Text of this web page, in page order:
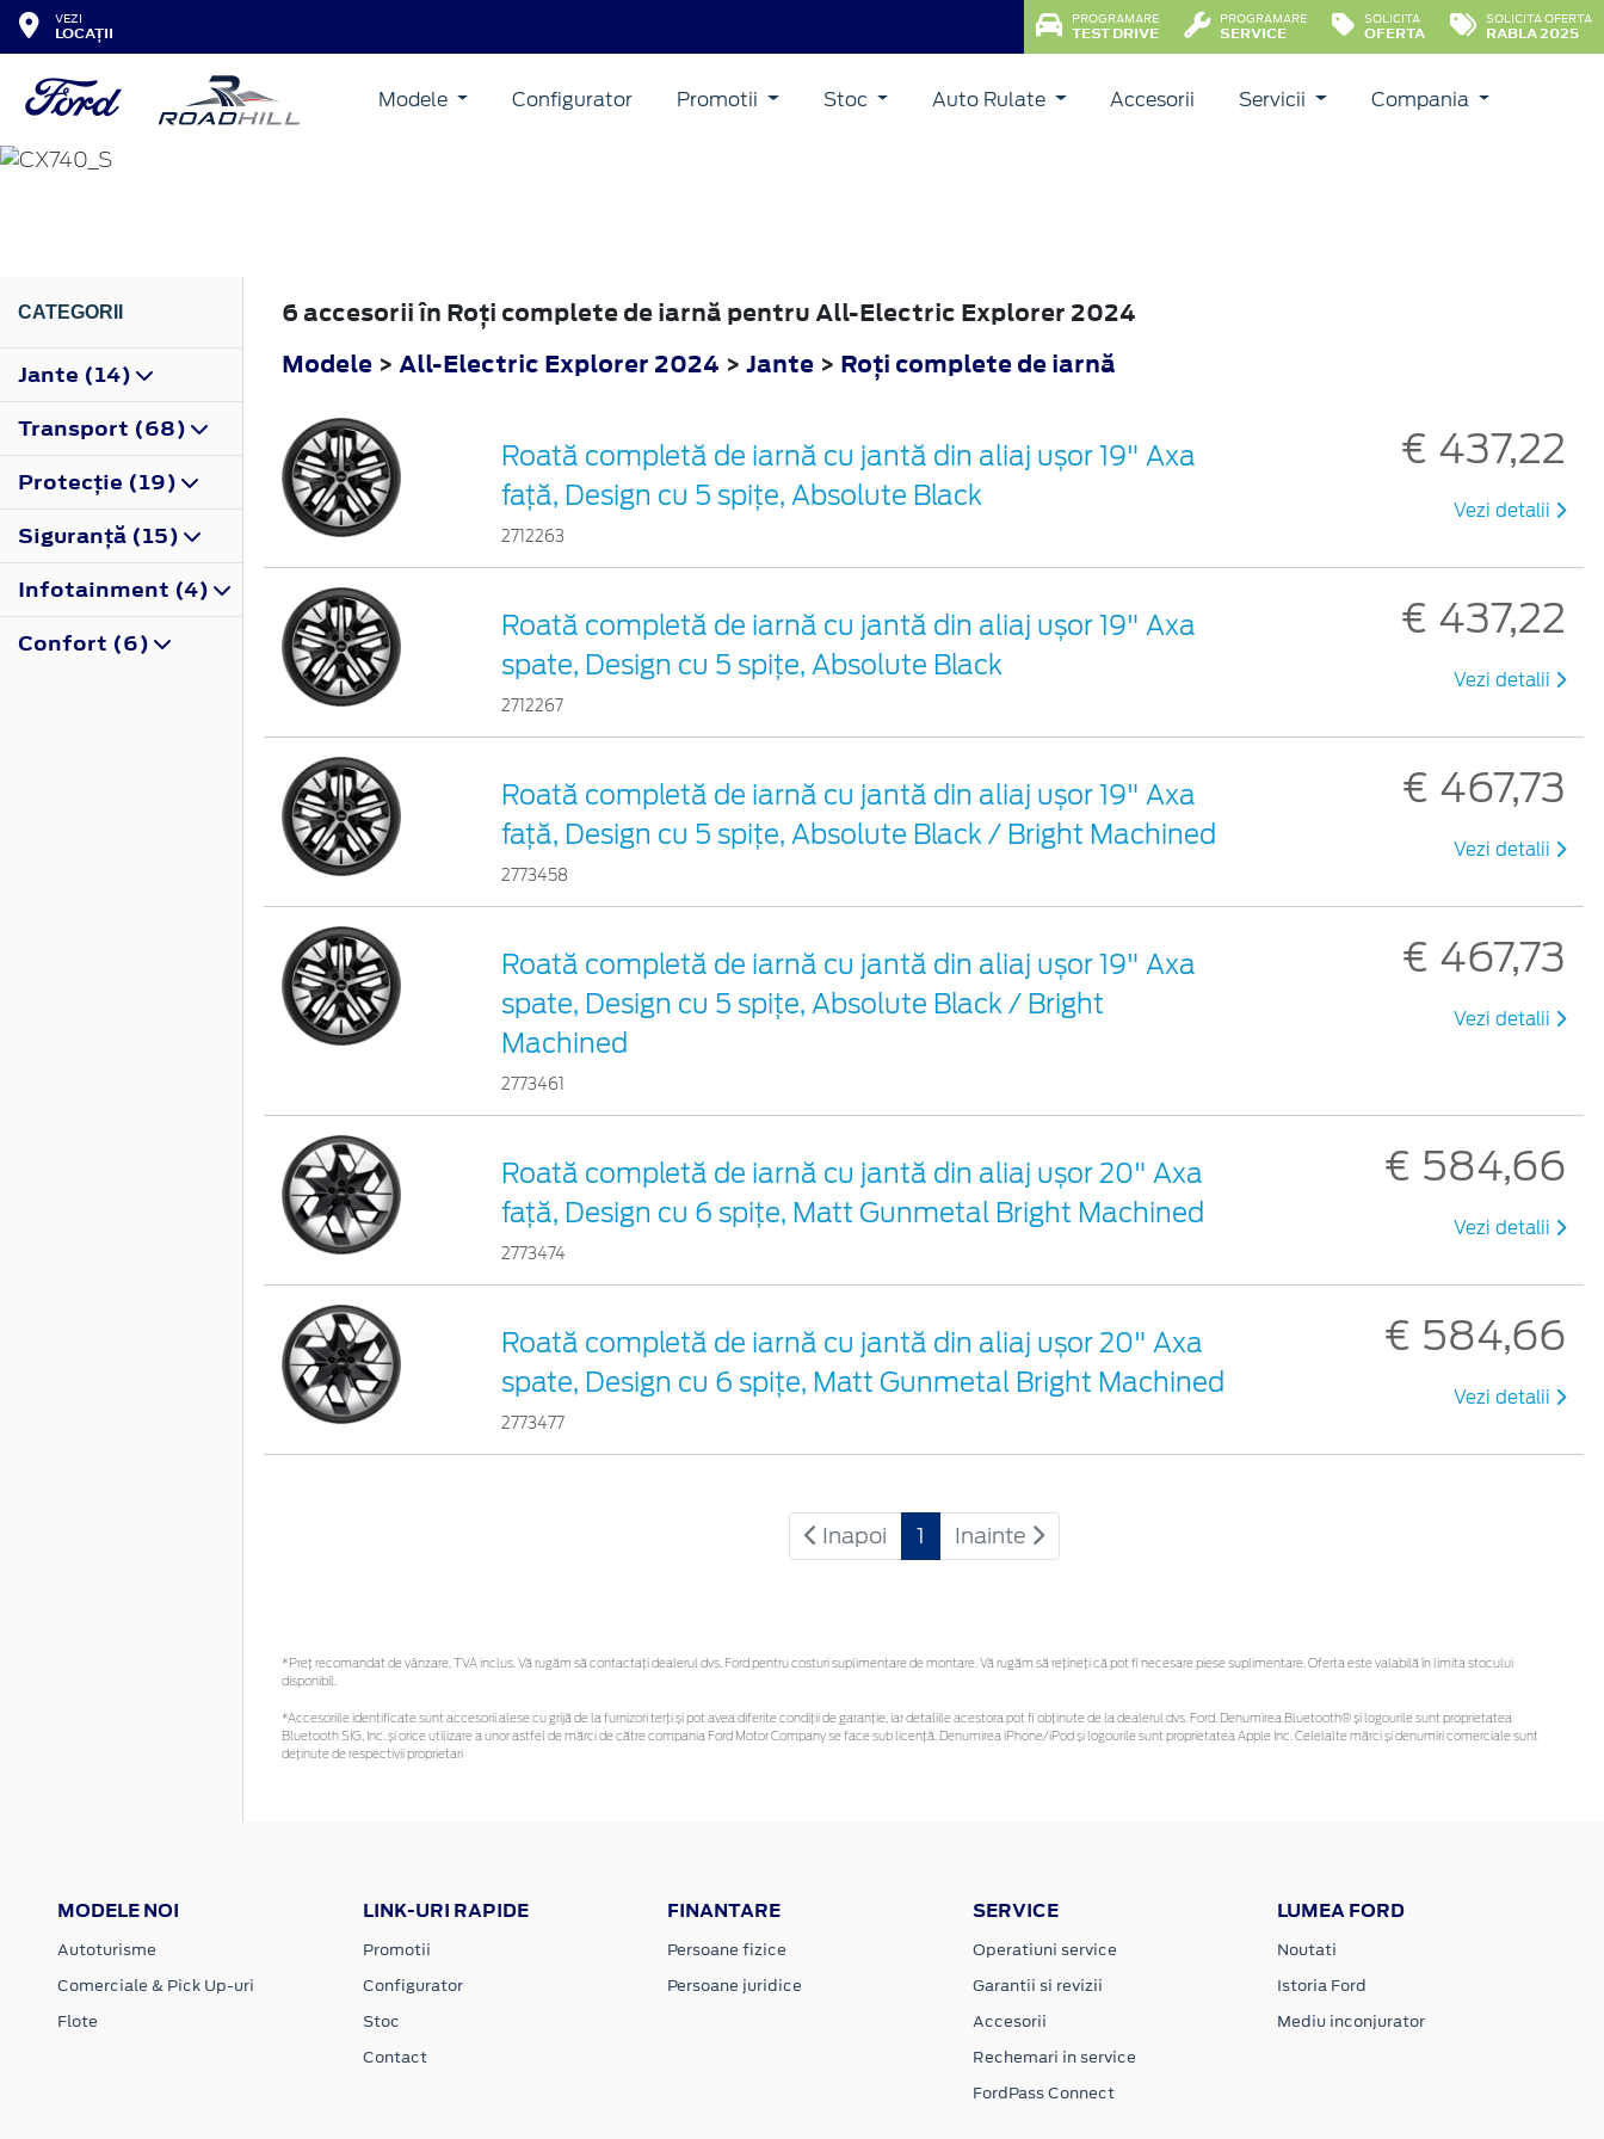
VEZI
LOCAȚII
PROGRAMARE
TEST DRIVE
PROGRAMARE
SERVICE
SOLICITA
OFERTA
SOLICITA OFERTA
RABLA 2025
Modele Configurator Promotii Stoc Auto Rulate Accesorii Servicii Compania
ALL-ELECTRIC EXPLORER
CATEGORII
Jante (14)
Transport (68)
Protecţie (19)
Siguranţă (15)
Infotainment (4)
Confort (6)
6 accesorii în Roţi complete de iarnă pentru All-Electric Explorer 2024
Modele > All-Electric Explorer 2024 > Jante > Roţi complete de iarnă
Roată completă de iarnă cu jantă din aliaj ușor 19" Axa
față, Design cu 5 spițe, Absolute Black
2712263
€ 437,22
Vezi detalii
Roată completă de iarnă cu jantă din aliaj ușor 19" Axa
spate, Design cu 5 spițe, Absolute Black
2712267
€ 437,22
Vezi detalii
Roată completă de iarnă cu jantă din aliaj ușor 19" Axa
față, Design cu 5 spițe, Absolute Black / Bright Machined
2773458
€ 467,73
Vezi detalii
Roată completă de iarnă cu jantă din aliaj ușor 19" Axa
spate, Design cu 5 spițe, Absolute Black / Bright
Machined
2773461
€ 467,73
Vezi detalii
Roată completă de iarnă cu jantă din aliaj ușor 20" Axa
față, Design cu 6 spițe, Matt Gunmetal Bright Machined
2773474
€ 584,66
Vezi detalii
Roată completă de iarnă cu jantă din aliaj ușor 20" Axa
spate, Design cu 6 spițe, Matt Gunmetal Bright Machined
2773477
€ 584,66
Vezi detalii
Inapoi 1 Inainte
*Preţ recomandat de vânzare, TVA inclus. Vă rugăm să contactaţi dealerul dvs. Ford pentru costuri suplimentare de montare. Vă rugăm să rețineți că pot fi necesare piese suplimentare. Oferta este valabilă în limita stocului
disponibil.
*Accesoriile identificate sunt accesorii alese cu grijă de la furnizori terți și pot avea diferite condiții de garanție, iar detaliile acestora pot fi obținute de la dealerul dvs. Ford. Denumirea Bluetooth® și logourile sunt proprietatea
Bluetooth SIG, Inc. și orice utilizare a unor astfel de mărci de către compania Ford Motor Company se face sub licență. Denumirea iPhone/iPod și logourile sunt proprietatea Apple Inc. Celelalte mărci și denumiri comerciale sunt
deținute de respectivii proprietari
MODELE NOI
Autoturisme
Comerciale & Pick Up-uri
Flote
LINK-URI RAPIDE
Promotii
Configurator
Stoc
Contact
FINANTARE
Persoane fizice
Persoane juridice
SERVICE
Operatiuni service
Garantii si revizii
Accesorii
Rechemari in service
FordPass Connect
LUMEA FORD
Noutati
Istoria Ford
Mediu inconjurator